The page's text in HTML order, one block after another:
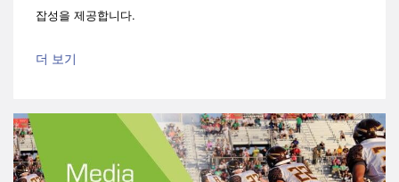
잡성을 제공합니다.
더 보기